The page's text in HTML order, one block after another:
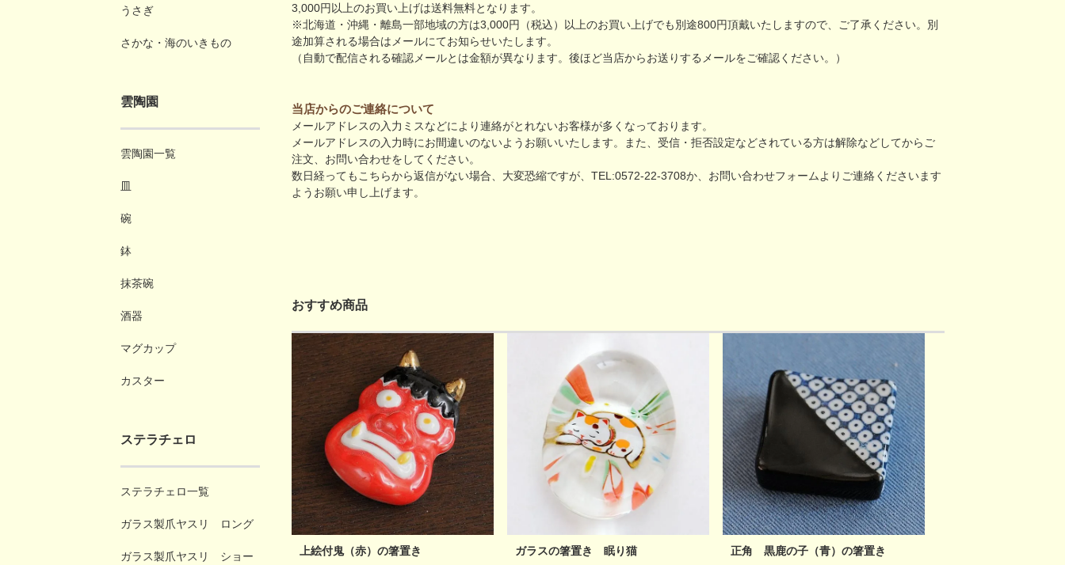
うさぎ
さかな・海のいきもの
雲陶園
雲陶園一覧
皿
碗
鉢
抹茶碗
酒器
マグカップ
カスター
ステラチェロ
ステラチェロ一覧
ガラス製爪ヤスリ ロング
ガラス製爪ヤスリ ショー
3,000円以上のお買い上げは送料無料となります。
※北海道・沖縄・離島一部地域の方は3,000円（税込）以上のお買い上げでも別途800円頂戴いたしますので、ご了承ください。別
途加算される場合はメールにてお知らせいたします。
（自動で配信される確認メールとは金額が異なります。後ほど当店からお送りするメールをご確認ください。）
当店からのご連絡について
メールアドレスの入力ミスなどにより連絡がとれないお客様が多くなっております。
メールアドレスの入力時にお間違いのないようお願いいたします。また、受信・拒否設定などされている方は解除などしてからご
注文、お問い合わせをしてください。
数日経ってもこちらから返信がない場合、大変恐縮ですが、TEL:0572-22-3708か、 お問い合わせフォーム よりご連絡くださいます
ようお願い申し上げます。
おすすめ商品
上絵付鬼（赤）の箸置き ガラスの箸置き 眠り猫 正角 黒鹿の子（青）の箸置き